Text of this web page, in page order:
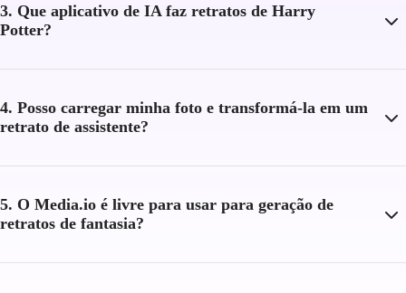
3. Que aplicativo de IA faz retratos de Harry
Potter?
4. Posso carregar minha foto e transformá-la em um
retrato de assistente?
5. O Media.io é livre para usar para geração de
retratos de fantasia?